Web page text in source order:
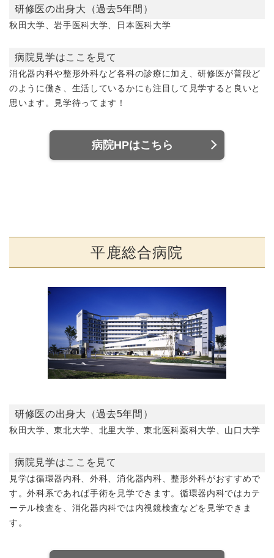
研修医の出身大（過去5年間）
秋田大学、岩手医科大学、日本医科大学
病院見学はここを見て
消化器内科や整形外科など各科の診療に加え、研修医が普段ど
のように働き、生活しているかにも注目して見学すると良いと
思います。見学待ってます！
病院HPはこちら
平鹿総合病院
研修医の出身大（過去5年間）
秋田大学、東北大学、北里大学、東北医科薬科大学、山口大学
病院見学はここを見て
見学は循環器内科、外科、消化器内科、整形外科がおすすめで
す。外科系であれば手術を見学できます。循環器内科ではカテ
ーテル検査を、消化器内科では内視鏡検査などを見学できま
す。